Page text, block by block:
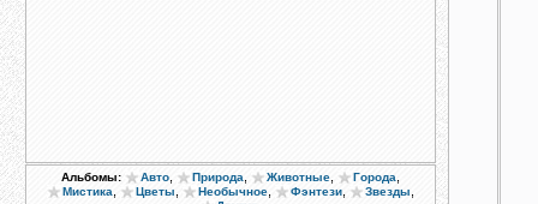
Альбомы: Авто Природа Животные Города
Мистика Цветы Необычное Фэнтези Звезды